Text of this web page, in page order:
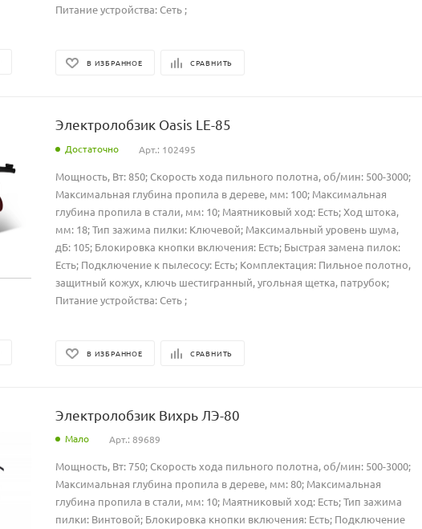
Питание устройства: Сеть ;
В ИЗБРАННОЕ СРАВНИТЬ
Электролобзик Oasis LE-85
Достаточно Арт.: 102495
Мощность, Вт: 850; Скорость хода пильного полотна, об/мин: 500-3000;
Максимальная глубина пропила в дереве, мм: 100; Максимальная
глубина пропила в стали, мм: 10; Маятниковый ход: Есть; Ход штока,
мм: 18; Тип зажима пилки: Ключевой; Максимальный уровень шума,
дБ: 105; Блокировка кнопки включения: Есть; Быстрая замена пилок:
Есть; Подключение к пылесосу: Есть; Комплектация: Пильное полотно,
защитный кожух, ключь шестигранный, угольная щетка, патрубок;
Питание устройства: Сеть ;
В ИЗБРАННОЕ СРАВНИТЬ
Электролобзик Вихрь ЛЭ-80
Мало Арт.: 89689
Мощность, Вт: 750; Скорость хода пильного полотна, об/мин: 500-3000;
Максимальная глубина пропила в дереве, мм: 80; Максимальная
глубина пропила в стали, мм: 10; Маятниковый ход: Есть; Тип зажима
пилки: Винтовой; Блокировка кнопки включения: Есть; Подключение